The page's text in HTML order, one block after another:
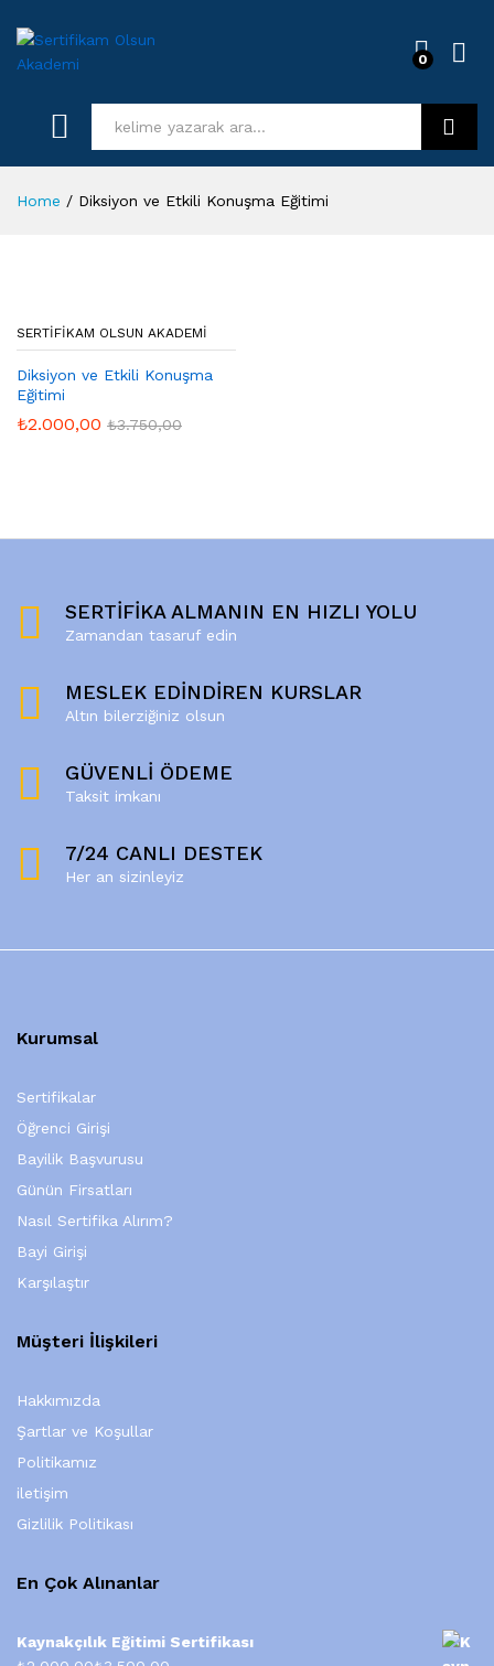
0
Home / Diksiyon ve Etkili Konuşma Eğitimi
SERTIFIKAM OLSUN AKADEMI
Diksiyon ve Etkili Konuşma
Eğitimi
₺2.000,00 ₺3.750,00
SERTİFİKA ALMANIN EN HIZLI YOLU
Zamandan tasaruf edin
MESLEK EDİNDİREN KURSLAR
Altın bilerziğiniz olsun
GÜVENLİ ÖDEME
Taksit imkanı
7/24 CANLI DESTEK
Her an sizinleyiz
Kurumsal
Sertifikalar
Öğrenci Girişi
Bayilik Başvurusu
Günün Firsatları
Nasıl Sertifika Alırım?
Bayi Girişi
Karşılaştır
Müşteri İlişkileri
Hakkımızda
Şartlar ve Koşullar
Politikamız
iletişim
Gizlilik Politikası
En Çok Alınanlar
Kaynakçılık Eğitimi Sertifikası